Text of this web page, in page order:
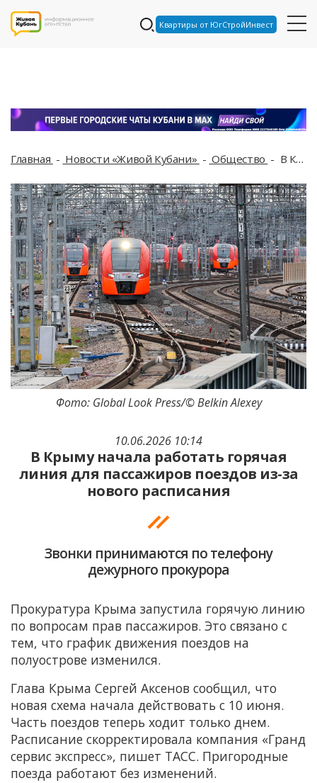
Квартиры от ЮгСтройИнвест
Главная Новости «Живой Кубани» Общество В Крыму начала работать горячая линия для пассажиров поездов из-за нового расписания
10.06.2026 10:14
В Крыму начала работать горячая
линия для пассажиров поездов из-за
нового расписания
Звонки принимаются по телефону
дежурного прокурора
Фото: Global Look Press/© Belkin Alexey
Прокуратура Крыма запустила горячую линию
по вопросам прав пассажиров. Это связано с
тем, что график движения поездов на
полуострове изменился.
Глава Крыма Сергей Аксенов сообщил, что
новая схема начала действовать с 10 июня.
Часть поездов теперь ходит только днем.
Расписание скорректировала компания «Гранд
сервис экспресс», пишет ТАСС. Пригородные
поезда работают без изменений.